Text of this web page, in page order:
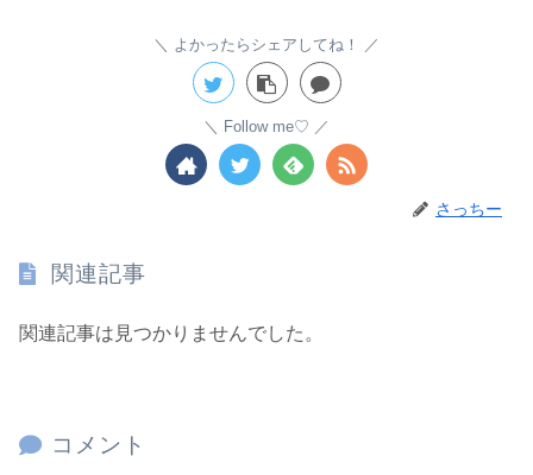
よかったらシェアしてね！
Follow me♡
さっちー
関連記事
関連記事は見つかりませんでした。
コメント